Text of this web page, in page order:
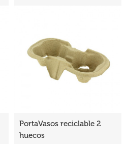
PortaVasos reciclable 2
huecos